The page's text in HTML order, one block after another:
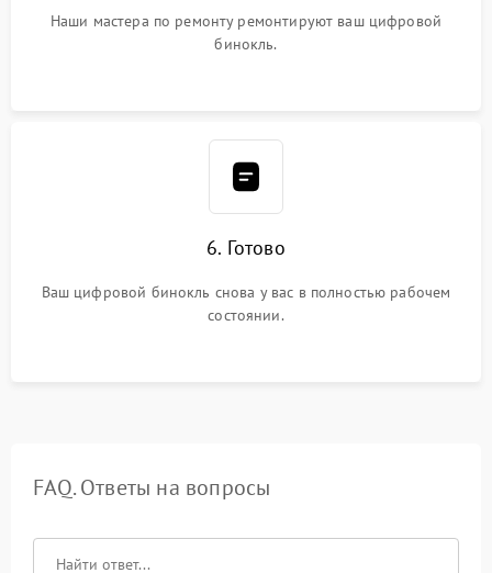
Наши мастера по ремонту ремонтируют ваш цифровой
бинокль.
6. Готово
Ваш цифровой бинокль снова у вас в полностью рабочем
состоянии.
FAQ. Ответы на вопросы